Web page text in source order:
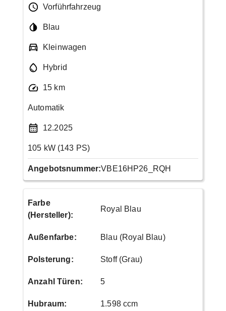
Vorführfahrzeug
Blau
Kleinwagen
Hybrid
15 km
Automatik
12.2025
105 kW (143 PS)
Angebotsnummer:VBE16HP26_RQH
Farbe
(Hersteller):
Royal Blau
Außenfarbe: Blau (Royal Blau)
Polsterung: Stoff (Grau)
Anzahl Türen: 5
Hubraum: 1.598 ccm